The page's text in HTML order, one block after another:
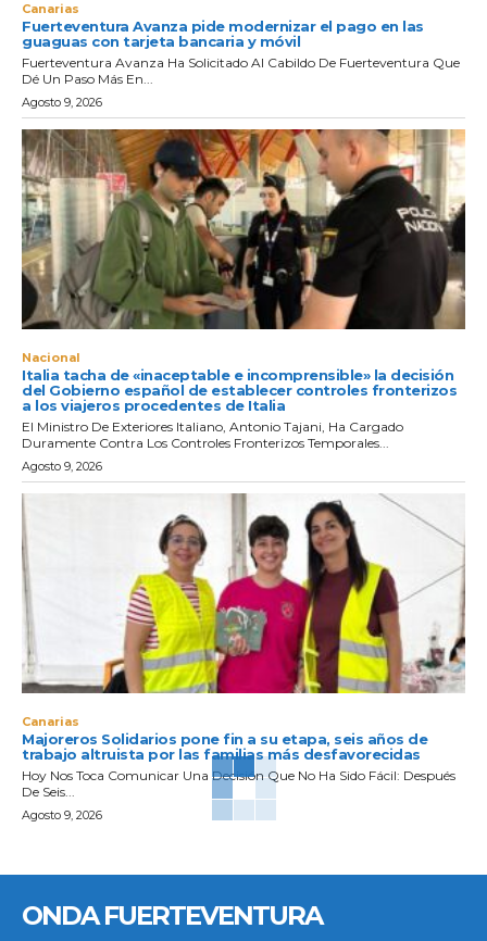
Canarias
Fuerteventura Avanza pide modernizar el pago en las
guaguas con tarjeta bancaria y móvil
Fuerteventura Avanza Ha Solicitado Al Cabildo De Fuerteventura Que
Dé Un Paso Más En...
Agosto 9, 2026
Nacional
Italia tacha de «inaceptable e incomprensible» la decisión
del Gobierno español de establecer controles fronterizos
a los viajeros procedentes de Italia
El Ministro De Exteriores Italiano, Antonio Tajani, Ha Cargado
Duramente Contra Los Controles Fronterizos Temporales...
Agosto 9, 2026
Canarias
Majoreros Solidarios pone fin a su etapa, seis años de
trabajo altruista por las familias más desfavorecidas
Hoy Nos Toca Comunicar Una Decisión Que No Ha Sido Fácil: Después
De Seis...
Agosto 9, 2026
ONDA FUERTEVENTURA